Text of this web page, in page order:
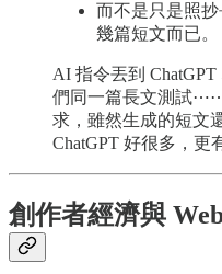
而不是只是照
幾篇短文而已。
AI 指令丟到 ChatGPT
們同一篇長文測試
求，雖然生成的短文
ChatGPT 好很多，更
創作者經濟與